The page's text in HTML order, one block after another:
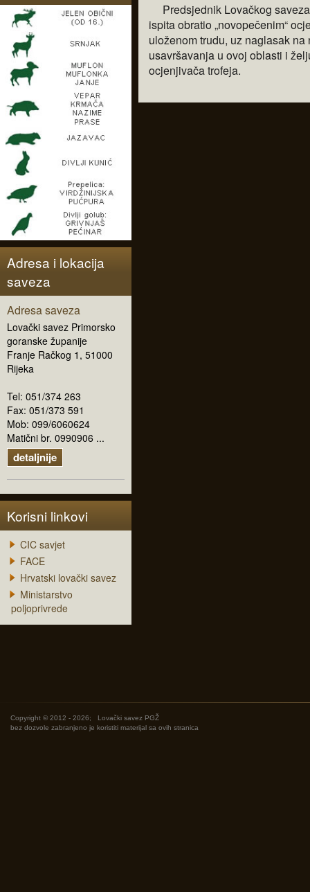
Adresa i lokacija
saveza
Adresa saveza
Lovački savez Primorsko
goranske županije
Franje Račkog 1, 51000
Rijeka
Tel: 051/374 263
Fax: 051/373 591
Mob: 099/6060624
Matični br. 0990906 ...
detaljnije
Korisni linkovi
CIC savjet
FACE
Hrvatski lovački savez
Ministarstvo
poljoprivrede
Predsjednik Lovačkog
ispita obratio „novopečenim“
uloženom trudu, uz naglasak
usavršavanja u ovoj oblasti i
ocjenjivača trofeja.
Copyright © 2012 - 2026; Lovački savez PGŽ
bez dozvole zabranjeno je koristiti materijal sa ovih stranica